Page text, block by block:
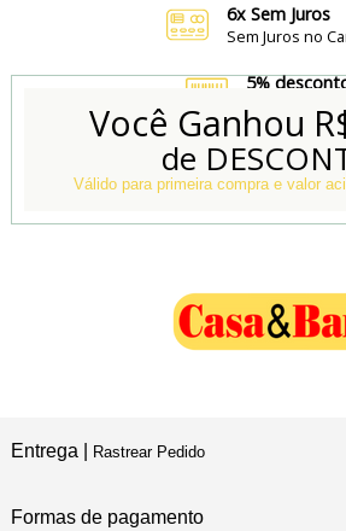
6x Sem Juros
Sem Juros no
5%
no Boleto e Pix
Conheça
Nossa Loja Física
Você Ganhou
de
Válido para primeira compra e valor
Entrega | Rastrear Pedido
Formas de pagamento